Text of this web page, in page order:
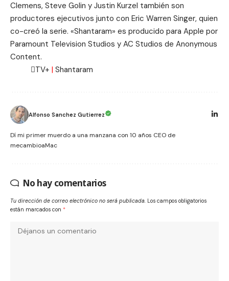
Clemens, Steve Golin y Justin Kurzel también son
productores ejecutivos junto con Eric Warren Singer, quien
co-creó la serie. «Shantaram» es producido para Apple por
Paramount Television Studios y AC Studios de Anonymous
Content.
TV+ | Shantaram
Alfonso Sanchez Gutierrez
Dí mi primer muerdo a una manzana con 10 años CEO de
mecambioaMac
No hay comentarios
Tu dirección de correo electrónico no será publicada. Los campos obligatorios
están marcados con *